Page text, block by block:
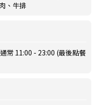
、牛排
常 11:00 - 23:00 (最後點餐